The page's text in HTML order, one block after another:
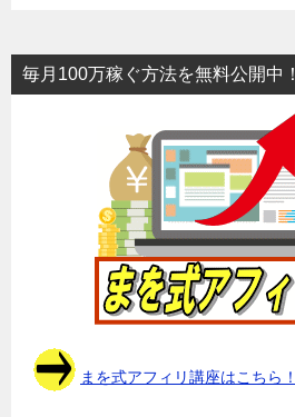
毎月100万稼ぐ方法を無料公開中！
まを式アフィリ講座はこちら！